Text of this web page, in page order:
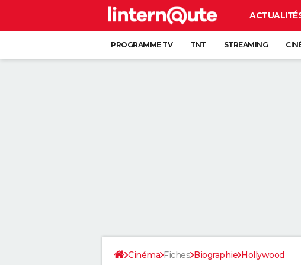
PROGRAMME TV TNT STREAMING
Cinéma Fiches Biographie Hollywood